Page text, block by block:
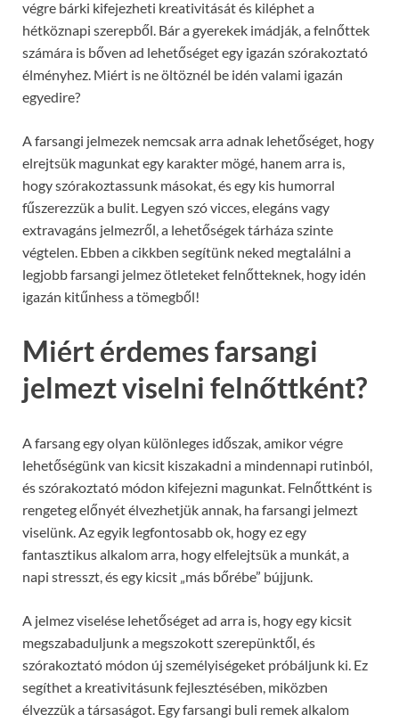
végre bárki kifejezheti kreativitását és kiléphet a
hétköznapi szerepből. Bár a gyerekek imádják, a felnőttek
számára is bőven ad lehetőséget egy igazán szórakoztató
élményhez. Miért is ne öltöznél be idén valami igazán
egyedire?
A farsangi jelmezek nemcsak arra adnak lehetőséget, hogy
elrejtsük magunkat egy karakter mögé, hanem arra is,
hogy szórakoztassunk másokat, és egy kis humorral
fűszerezzük a bulit. Legyen szó vicces, elegáns vagy
extravagáns jelmezről, a lehetőségek tárháza szinte
végtelen. Ebben a cikkben segítünk neked megtalálni a
legjobb farsangi jelmez ötleteket felnőtteknek, hogy idén
igazán kitűnhess a tömegből!
Miért érdemes farsangi
jelmezt viselni felnőttként?
A farsang egy olyan különleges időszak, amikor végre
lehetőségünk van kicsit kiszakadni a mindennapi rutinból,
és szórakoztató módon kifejezni magunkat. Felnőttként is
rengeteg előnyét élvezhetjük annak, ha farsangi jelmezt
viselünk. Az egyik legfontosabb ok, hogy ez egy
fantasztikus alkalom arra, hogy elfelejtsük a munkát, a
napi stresszt, és egy kicsit „más bőrébe” bújjunk.
A jelmez viselése lehetőséget ad arra is, hogy egy kicsit
megszabaduljunk a megszokott szerepünktől, és
szórakoztató módon új személyiségeket próbáljunk ki. Ez
segíthet a kreativitásunk fejlesztésében, miközben
élvezzük a társaságot. Egy farsangi buli remek alkalom